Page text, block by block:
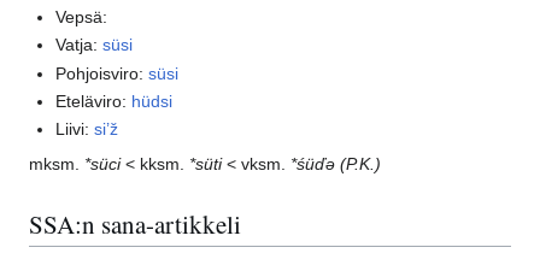
Vepsä:
Vatja:süsi
Pohjoisviro:süsi
Eteläviro: hüdsi
Liivi:si’ž
mksm. *süci< kksm. *süti< vksm. *śüďǝ (P.K.)
SSA:n sana-artikkeli